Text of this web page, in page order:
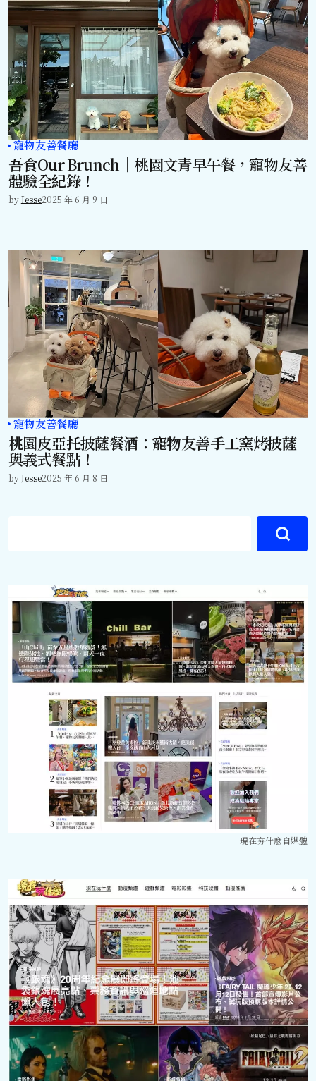
寵物友善餐廳
吾食Our Brunch｜桃園文青早午餐，寵物友善
體驗全紀錄！
byJesse2025 年 6 月 9 日
寵物友善餐廳
桃園皮亞托披薩餐酒：寵物友善手工窯烤披薩
與義式餐點！
byJesse2025 年 6 月 8 日
現在夯什麼自媒體